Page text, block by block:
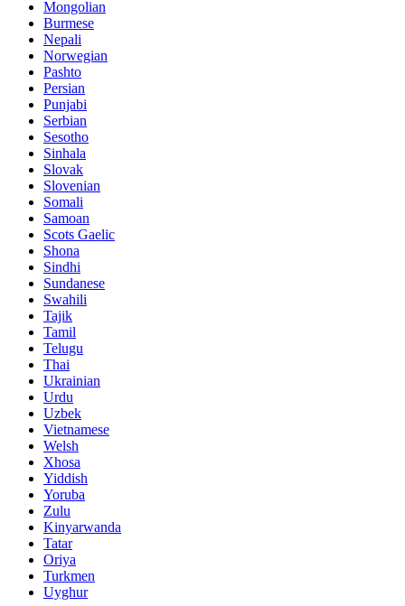
Mongolian
Burmese
Nepali
Norwegian
Pashto
Persian
Punjabi
Serbian
Sesotho
Sinhala
Slovak
Slovenian
Somali
Samoan
Scots Gaelic
Shona
Sindhi
Sundanese
Swahili
Tajik
Tamil
Telugu
Thai
Ukrainian
Urdu
Uzbek
Vietnamese
Welsh
Xhosa
Yiddish
Yoruba
Zulu
Kinyarwanda
Tatar
Oriya
Turkmen
Uyghur